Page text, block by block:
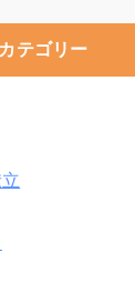
カテゴリー